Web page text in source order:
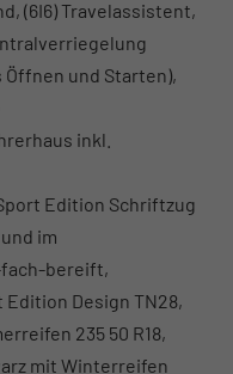
(6I6) Travelassistent,
und Starten),
inkl.
Edition Schriftzug
im
fach-bereift,
Edition Design TN28,
235 50 R18,
mit Winterreifen